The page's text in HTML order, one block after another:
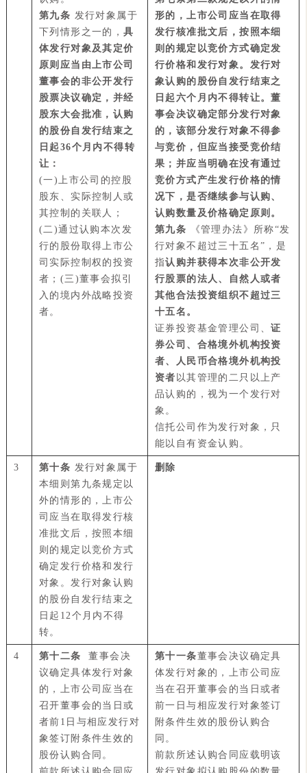
第九条 发行对象属于
下列情形之一的，具
体发行对象及其定价
原则应当由上市公司
董事会的非公开发行
股票决议确定，并经
股东大会批准，认购
的股份自发行结束之
日起36个月内不得转
让：
(一)上市公司的控股
股东、实际控制人或
其控制的关联人；
(二)通过认购本次发
行的股份取得上市公
司实际控制权的投资
者；(三)董事会拟引
入的境内外战略投资
者。
形的，上市公司应当在取得
发行核准批文后，按照本细
则的规定以竞价方式确定发
行价格和发行对象。发行对
象认购的股份自发行结束之
日起六个月内不得转让。董
事会决议确定部分发行对象
的，该部分发行对象不得参
与竞价，但应当接受竞价结
果；并应当明确在没有通过
竞价方式产生发行价格的情
况下，是否继续参与认购、
认购数量及价格确定原则。
第九条 《管理办法》所称“发
行对象不超过三十五名”，是
指认购并获得本次非公开发
行股票的法人、自然人或者
其他合法投资组织不超过三
十五名。
证券投资基金管理公司、证
券公司、合格境外机构投资
者、人民币合格境外机构投
资者 以其管理的二只以上产
品认购的，视为一个发行对
象。
信托公司作为发行对象，只
能以自有资金认购。
3 第十条 发行对象属于
本细则第九条规定以
外的情形的，上市公
司应当在取得发行核
准批文后，按照本细
则的规定以竞价方式
确定发行价格和发行
对象。发行对象认购
的股份自发行结束之
日起12个月内不得
转。
删除
4 第十二条
董事会决
议确定具体发行对象
的，上市公司应当在
召开董事会的当日或
者前1日与相应发行对
象签订附条件生效的
股份认购合同。
第十一条董事会决议确定具
体发行对象的，上市公司应
当在召开董事会的当日或者
前一日与相应发行对象签订
附条件生效的股份认购合
同。
前款所述认购合同应载明该